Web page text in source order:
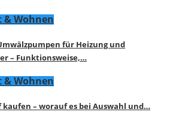
& Wohnen
für Heizung und
– Funktionsweise,…
& Wohnen
kaufen – worauf es bei Auswahl und…